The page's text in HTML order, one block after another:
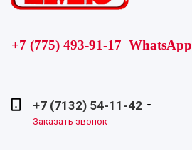
+7 (775) 493-91-17 WhatsApp
+7 (7132) 54-11-42
Заказать звонок